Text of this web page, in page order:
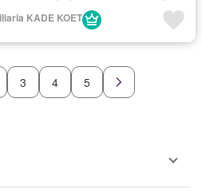
Cuarto de servicio
Gas natural
Recámara con closet
Wifi
Zonas verdes
KADE KOET
3 4 5